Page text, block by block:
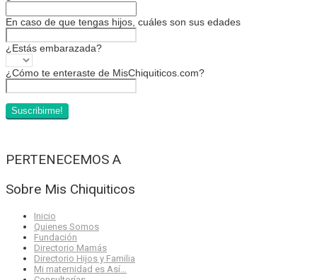
En caso de que tengas hijos, cuáles son sus edades
¿Estás embarazada?
¿Cómo te enteraste de MisChiquiticos.com?
PERTENECEMOS A
Sobre Mis Chiquiticos
Inicio
Quienes Somos
Fundación
Directorio Mamás
Directorio Hijos y Familia
Mi maternidad es Así…